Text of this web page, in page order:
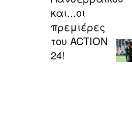
και...οι
πρεμιέρες
του ACTION
24!